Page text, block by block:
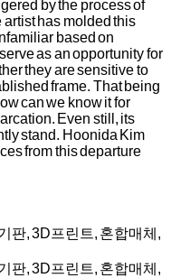
by the process of
artist has molded this
based on
as an opportunity for
they are sensitive to
frame. That being
can we know it for
Even still, its
stand. Hoonida Kim
from this departure
판, 3D프린트, 혼합매체,
판, 3D프린트, 혼합매체,